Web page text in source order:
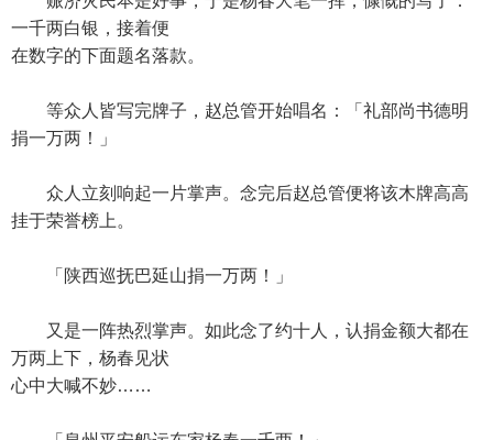
一千两白银，接着便
在数字的下面题名落款。
等众人皆写完牌子，赵总管开始唱名：「礼部尚书德明
捐一万两！」
众人立刻响起一片掌声。念完后赵总管便将该木牌高高
挂于荣誉榜上。
「陕西巡抚巴延山捐一万两！」
又是一阵热烈掌声。如此念了约十人，认捐金额大都在
万两上下，杨春见状
心中大喊不妙……